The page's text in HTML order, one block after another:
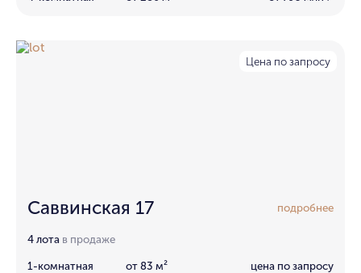
Цена по запросу
Саввинская 17 подробнее
4 лота в продаже
1-комнатная от 83 м² цена по запросу